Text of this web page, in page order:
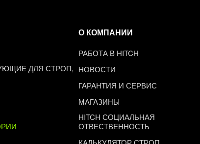
ДЛЯ СТРОП,
О КОМПАНИИ
РАБОТА В HITCH
НОВОСТИ
ГАРАНТИЯ И СЕРВИС
МАГАЗИНЫ
HITCH СОЦИАЛЬНАЯ
ОТВЕСТВЕННОСТЬ